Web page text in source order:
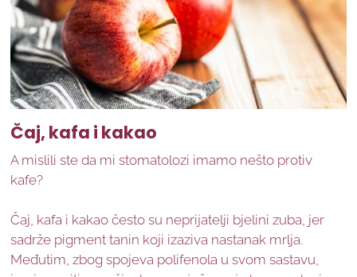
Čaj, kafa i kakao
A mislili ste da mi stomatolozi imamo nešto protiv
kafe?
Čaj, kafa i kakao često su neprijatelji bjelini zuba, jer
sadrže pigment tanin koji izaziva nastanak mrlja.
Međutim, zbog spojeva polifenola u svom sastavu,